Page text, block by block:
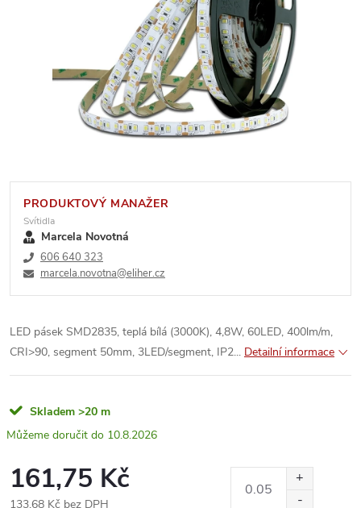
PRODUKTOVÝ MANAŽER
Svítidla
Marcela Novotná
606 640 323
marcela.novotna@eliher.cz
LED pásek SMD2835, teplá bílá (3000K), 4,8W, 60LED, 400lm/m,
CRI>90, segment 50mm, 3LED/segment, IP2... Detailní informace
Skladem >20 m
10.8.2026
161,75 Kč
133,68 Kč bez DPH